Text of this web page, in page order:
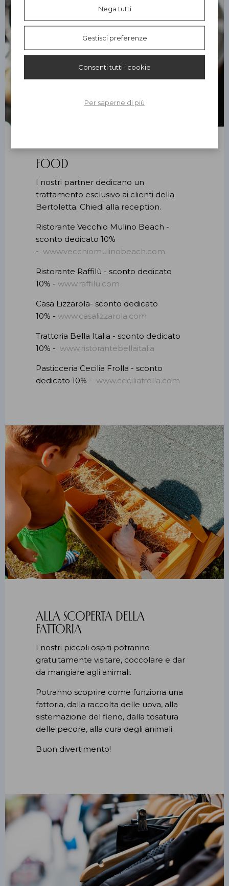
Food
I nostri partner dedicano un
trattamento esclusivo ai clienti della
Bertoletta. Chiedi alla reception.
Ristorante Vecchio Mulino Beach -
sconto dedicato 10%
- www.vecchiomulinobeach.com
Ristorante Raffilù - sconto dedicato
10% - www.raffilu.com
Casa Lizzarola- sconto dedicato
10% - www.casalizzarola.com
Trattoria Bella Italia - sconto dedicato
10% - www.ristorantebellaitalia
Pasticceria Cecilia Frolla - sconto
dedicato 10% - www.ceciliafrolla.com
Alla scoperta della
Fattoria
I nostri piccoli ospiti potranno
gratuitamente visitare, coccolare e dar
da mangiare agli animali.
Potranno scoprire come funziona una
fattoria, dalla raccolta delle uova, alla
sistemazione del fieno, dalla tosatura
delle pecore, alla cura degli animali.
Buon divertimento!
Nega tutti
Gestisci preferenze
Consenti tutti i cookie
Per saperne di più